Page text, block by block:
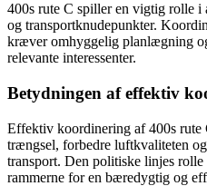
400s rute C spiller en vigtig rolle
og transportknudepunkter.
kræver omhyggelig planlægning
relevante interessenter.
Betydningen af effektiv
Effektiv koordinering af 400s rute
trængsel, forbedre luftkvaliteten
transport. Den politiske linjes rolle
rammerne for en bæredygtig og